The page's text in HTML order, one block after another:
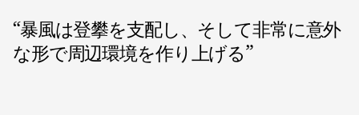
“暴風は登攀を支配し、そして非常に意外
な形で周辺環境を作り上げる”